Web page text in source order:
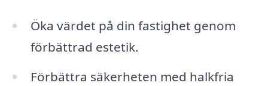
Öka värdet på din fastighet genom
förbättrad estetik.
Förbättra säkerheten med halkfria